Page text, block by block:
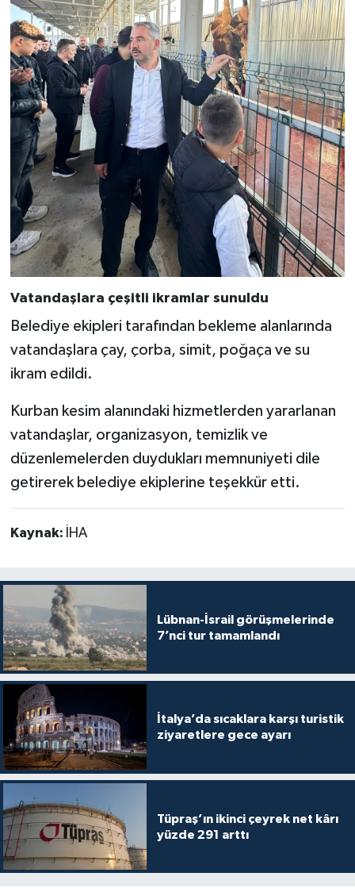
Vatandaşlara çeşitli ikramlar sunuldu
Belediye ekipleri tarafından bekleme alanlarında
vatandaşlara çay, çorba, simit, poğaça ve su
ikram edildi.
Kurban kesim alanındaki hizmetlerden yararlanan
vatandaşlar, organizasyon, temizlik ve
düzenlemelerden duydukları memnuniyeti dile
getirerek belediye ekiplerine teşekkür etti.
Kaynak: İHA
Lübnan-İsrail görüşmelerinde
7’nci tur tamamlandı
İtalya’da sıcaklara karşı turistik
ziyaretlere gece ayarı
Tüpraş’ın ikinci çeyrek net kârı
yüzde 291 arttı